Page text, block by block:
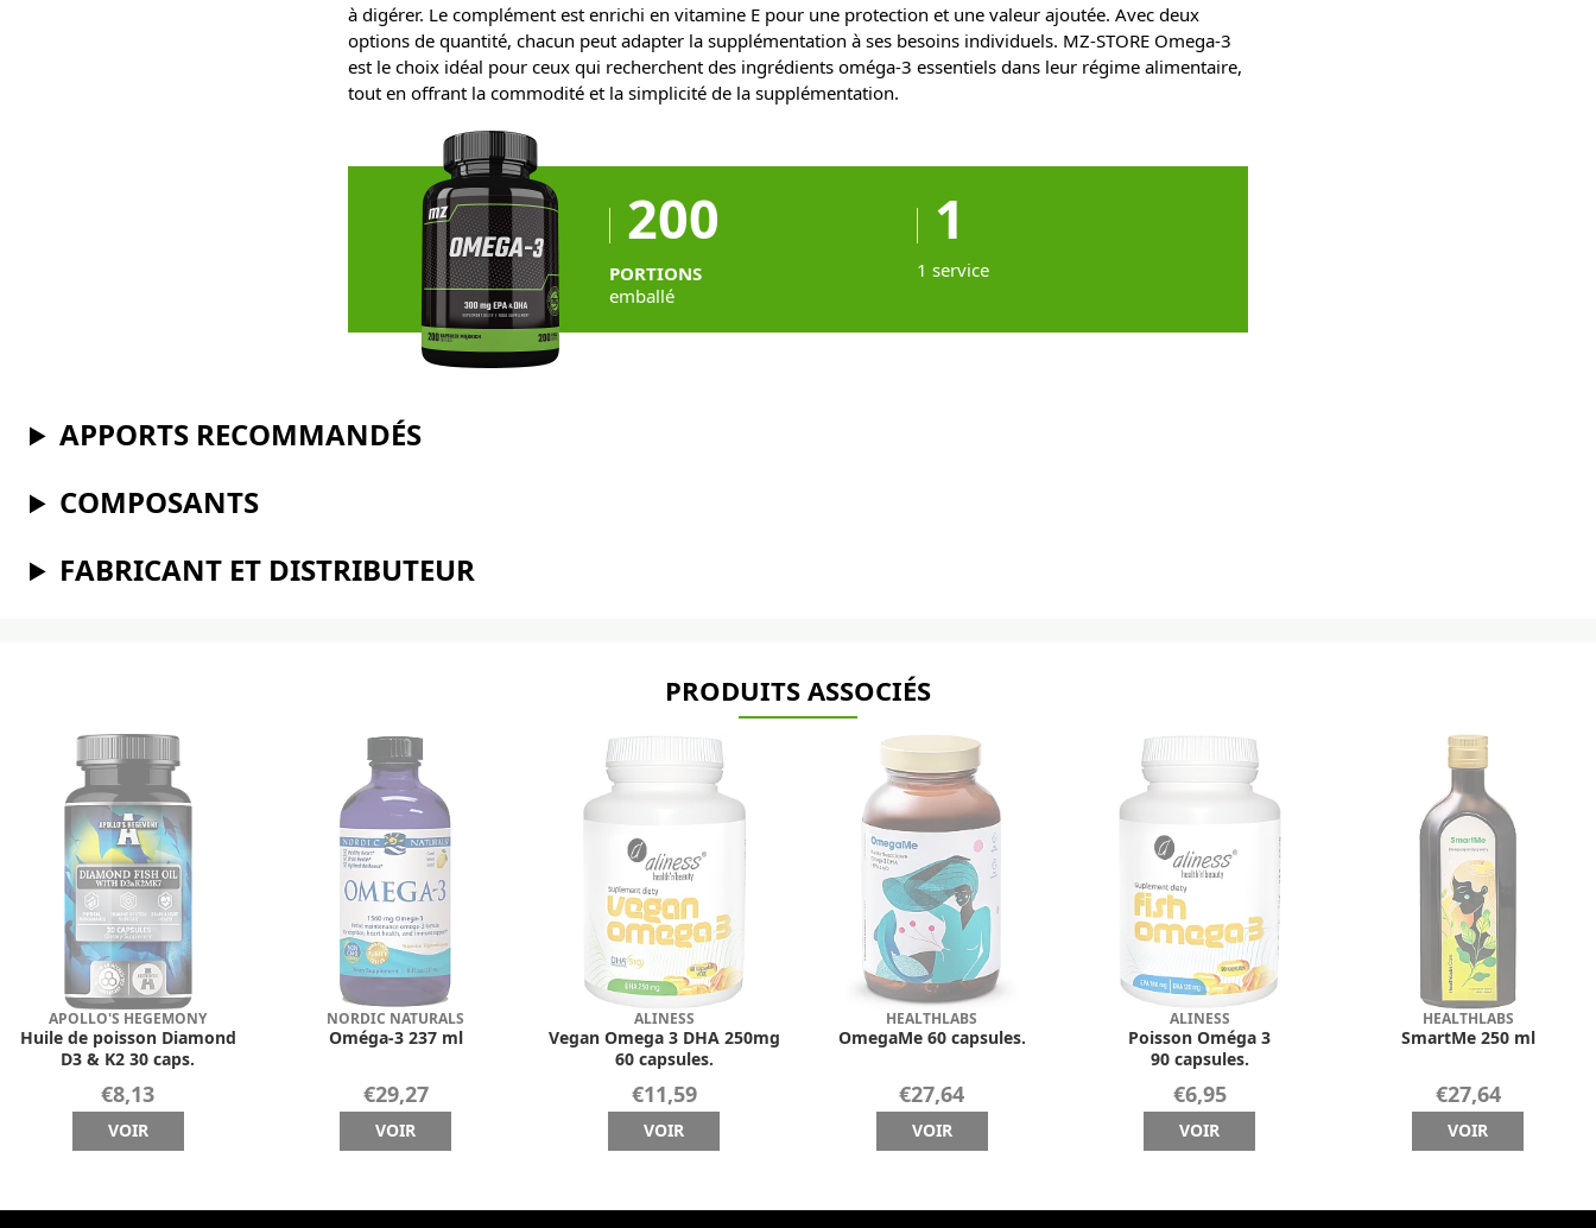
à digérer. Le complément est enrichi en vitamine E pour une protection et une valeur ajoutée. Avec deux
options de quantité, chacun peut adapter la supplémentation à ses besoins individuels. MZ-STORE Omega-3
est le choix idéal pour ceux qui recherchent des ingrédients oméga-3 essentiels dans leur régime alimentaire,
tout en offrant la commodité et la simplicité de la supplémentation.
200
PORTIONS
emballé
1
1 service
APPORTS RECOMMANDÉS
COMPOSANTS
FABRICANT ET DISTRIBUTEUR
PRODUITS ASSOCIÉS
APOLLO'S HEGEMONY
Huile de poisson Diamond
D3 & K2 30 caps.
€8,13
VOIR
NORDIC NATURALS
Oméga-3 237 ml
€29,27
VOIR
ALINESS
Vegan Omega 3 DHA 250mg
60 capsules.
€11,59
VOIR
HEALTHLABS
OmegaMe 60 capsules.
€27,64
VOIR
ALINESS
Poisson Oméga 3
90 capsules.
€6,95
VOIR
HEALTHLABS
SmartMe 250 ml
€27,64
VOIR